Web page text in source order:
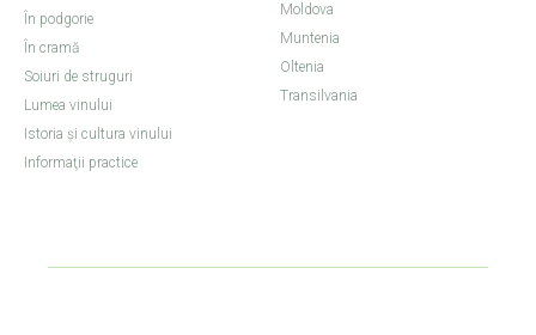
În podgorie
În cramă
Soiuri de struguri
Lumea vinului
Istoria şi cultura vinului
Informaţii practice
Moldova
Muntenia
Oltenia
Transilvania